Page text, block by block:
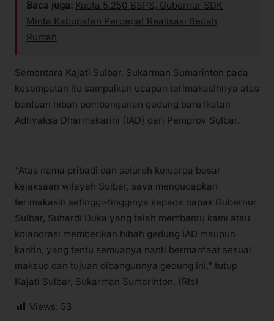
Baca juga: Kuota 5.250 BSPS, Gubernur SDK
Minta Kabupaten Percepat Realisasi Bedah
Rumah
Sementara Kajati Sulbar, Sukarman Sumarinton pada
kesempatan itu sampaikan ucapan terimakasihnya atas
bantuan hibah pembangunan gedung baru Ikatan
Adhyaksa Dharmakarini (IAD) dari Pemprov Sulbar.
“Atas nama pribadi dan seluruh keluarga besar
kejaksaan wilayah Sulbar, saya mengucapkan
terimakasih setinggi-tingginya kepada bapak Gubernur
Sulbar, Suhardi Duka yang telah membantu kami atau
kolaborasi memberikan hibah gedung IAD maupun
kantin, yang tentu semuanya nanti bermanfaat sesuai
maksud dan tujuan dibangunnya gedung ini,” tutup
Kajati Sulbar, Sukarman Sumarinton. (Rls)
Views: 53